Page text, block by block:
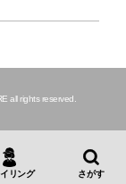
all rights reserved.
リング さがす